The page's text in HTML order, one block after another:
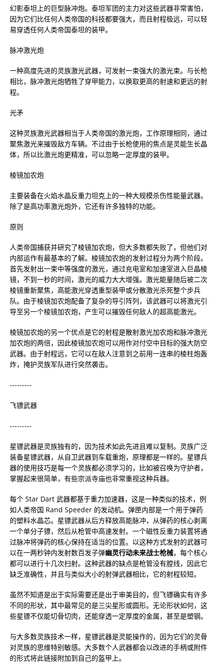
幻影泰坦上的巨型脉冲炮。泰坦军团的主力对这些武器非常害怕，
因为它们比任何人类帝国的科技都要强大，而且射程极远，可以轻
易穿透任何人类帝国泰坦的装甲。
脉冲激光炮
一种高度先进的灵族激光武器，可发射一束强大的激光束。与长枪
相比，脉冲激光炮牺牲了穿甲能力，以换取更高的射速和更远的射
程。
光矛
这种灵族激光武器相当于人类帝国的激光炮，工作原理相同，通过
聚焦激光来摧毁敌方车辆。不过由于长枪使用的焦点是灵能生长晶
体，所以比激光炮更精准，可以忽略一定厚度的装甲。
棱镜加农炮
主要装备在火焰水晶反重力坦克上的一种大规模杀伤性能量武器。
除了是高功率激光炮外，它还有许多独特的功能。
原则
人类帝国捕获并研究了棱镜加农炮，但大多数都失败了，但他们对
内部运作有最基本的了解。棱镜加农炮的发射过程分为两个阶段。
首先发射出一束中等强度的激光，通过充电室和加速室进入巨晶棱
镜，不到一秒的时间，激光的威力大大增强。激光能量随后被二次
棱镜重新聚焦，高能激光穿透重型装甲或分散激光杀死整个步兵
队。由于棱镜加农炮配备了复杂的导引阵列，该武器可以将激光引
导至另一个棱镜加农炮，产生可以摧毁任何敌人的超高能激光。
棱镜加农炮的另一个优点是它的射程是散射激光加农炮和脉冲激光
加农炮的两倍，因此棱镜加农炮可以用作对付空中目标的强大防空
武器。由于射程远，它可以在敌人注意到之前用一连串的棱柱炮轰
炸，掩护灵族军队进行突然袭击。
---------
飞镖武器
---------
星镖武器是灵族独有的，因为技术如此先进且难以复制。灵族广泛
装备星镖武器，从自卫武器到车载重炮，原理都是一样的。星镖兵
器的使用技巧是每一个灵族都必须学习的，比如被召唤为守护者，
掌握起来很简单，有些宗派寺庙也非常重视这种兵器。
每个 Star Dart 武器都基于重力加速器，这是一种类似的技术，例
如人类帝国 Rand Speeder 的发动机。弹匣内部是一个用于弹药
的塑料水晶芯。星镖武器从后方释放高能脉冲，从弹药的核心剥离
一个单分子镖，然后从枪管中高速发射。一个磁性反重力装置将通
过脉冲将弹药的核心保持在适当的位置。以这种方式发射的武器可
以在一两秒钟内发射数百发子弹幽灵行动未来战士枪械，每个核心
都可以进行十几次扫射。这种武器的缺点是枪管没有膛线，因此它
缺乏准确性，并且与类似大小的射弹武器相比，它的射程较短。
虽然不知道是出于实际需要还是出于审美目的，但飞镖确实有许多
不同的形状，其中最常见的是三尖星形或圆形。无论形状如何，这
些星镖不仅能切骨切肉，还能穿透一定厚度的金属，甚至是塑钢。
与大多数灵族技术一样，星镖武器是灵能操作的，因为它们的灵骨
对灵族的思维特别敏感。大多数个人武器都会以改进的手柄或附件
的形式将此链接附加到自己的盔甲上。